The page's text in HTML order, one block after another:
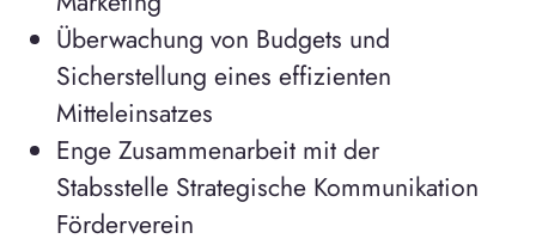
Überwachung von Budgets und
Sicherstellung eines effizienten
Mitteleinsatzes
Enge Zusammenarbeit mit der
Stabsstelle Strategische Kommunikation
Förderverein